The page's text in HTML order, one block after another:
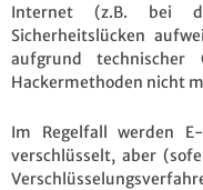
Internet (z.B. bei
Sicherheitslücken
aufgrund technischer
Hackermethoden nicht
Im Regelfall werden
verschlüsselt, aber